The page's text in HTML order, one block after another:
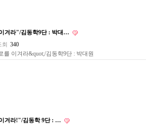
겨라"/김동학9단 : 박대…
회 340
를 이겨라&quot;/김동학9단 : 박대원
겨라!"/김동학 9단 : …